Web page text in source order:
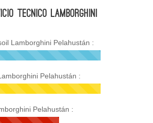
Tecnico Lamborghini
Lamborghini Pelahustán :
Pelahustán :
Pelahustán :